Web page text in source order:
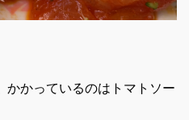
かかっているのはトマトソー